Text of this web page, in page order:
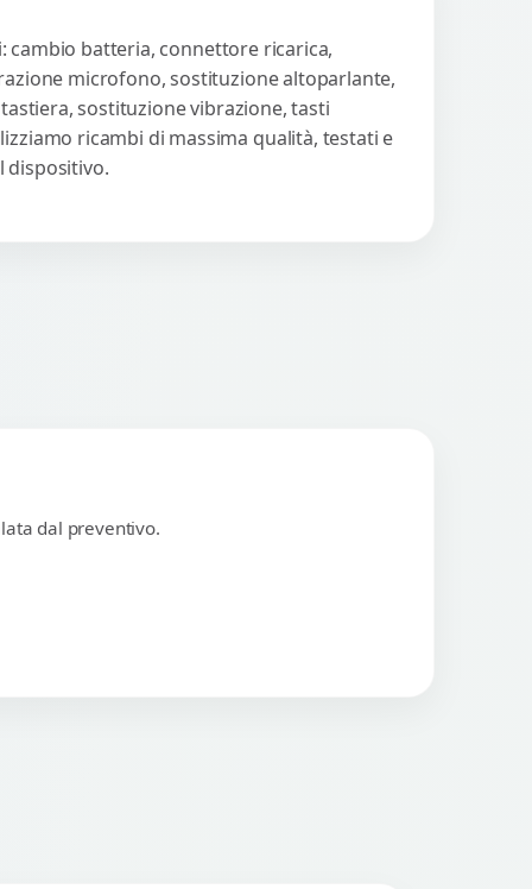
cambio batteria, connettore ricarica,
microfono, sostituzione altoparlante,
sostituzione vibrazione, tasti
ricambi di massima qualità, testati e
dispositivo.
dal preventivo.